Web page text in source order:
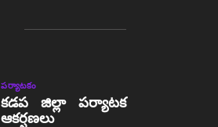
పర్యాటకం
కడప జిల్లా పర్యాటక
ఆకర్షణలు